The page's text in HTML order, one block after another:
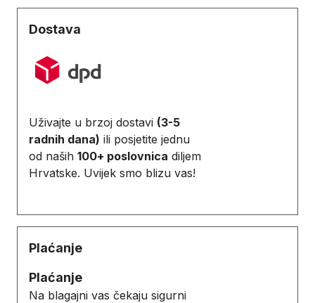
Dostava
Uživajte u brzoj dostavi (3-5
radnih dana) ili posjetite jednu
od naših 100+ poslovnica diljem
Hrvatske. Uvijek smo blizu vas!
Plaćanje
Plaćanje
Na blagajni vas čekaju sigurni